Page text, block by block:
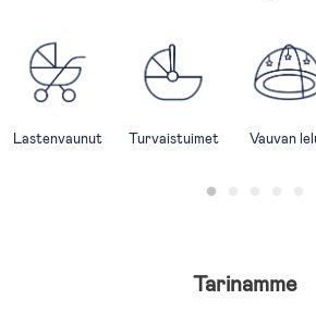
Lastenvaunut Turvaistuimet Vauvan
Tarinamme